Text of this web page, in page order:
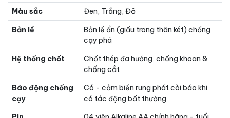
Màu sắc
Đen, Trắng, Đỏ
Bản lề
Bản lề ẩn (giấu trong thân két) chống
cạy phá
Hệ thống chốt
Chốt thép đa hướng, chống khoan &
chống cắt
Báo động chống
cạy
Có - cảm biến rung phát còi báo khi
có tác động bất thường